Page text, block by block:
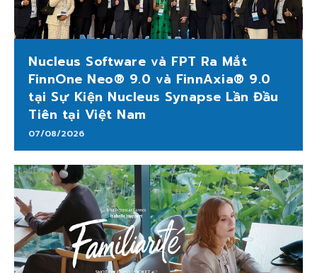
Nucleus Software và FPT Ra Mắt
FinnOne Neo® 9.0 và FinnAxia® 9.0
tại Sự Kiện Nucleus Synapse Lần Đầu
Tiên tại Việt Nam
07/08/2026